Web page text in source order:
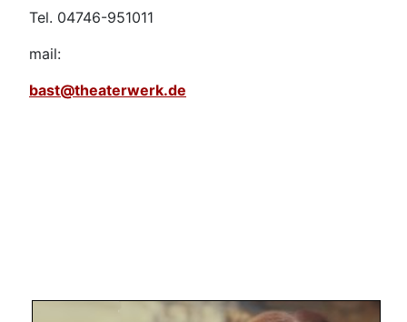
Tel. 04746-951011
mail:
bast@theaterwerk.de